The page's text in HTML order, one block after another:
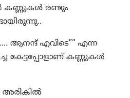
കണ്ണുകൾ രണ്ടും
ആനന്ദ് എവിടെ”” എന്ന
കേട്ടപ്പോളാണ് കണ്ണുകൾ
അരികിൽ